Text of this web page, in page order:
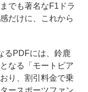
でも著名なF1ドラ
だけに、これから
るPDFには、鈴鹿
なる「モートピア
り、割引料金で乗